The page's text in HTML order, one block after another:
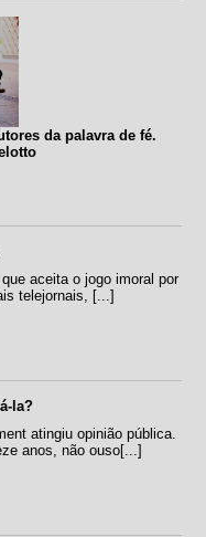
da palavra de fé.
aceita o jogo imoral por
telejornais, [...]
la?
atingiu opinião pública.
anos, não ouso[...]